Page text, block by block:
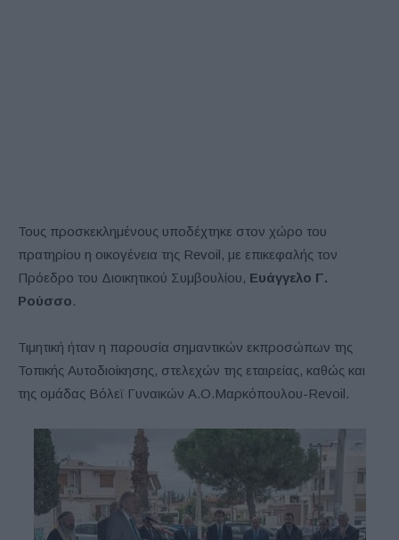
Τους προσκεκλημένους υποδέχτηκε στον χώρο του
πρατηρίου η οικογένεια της Revoil, με επικεφαλής τον
Πρόεδρο του Διοικητικού Συμβουλίου, Ευάγγελο Γ.
Ρούσσο.
Τιμητική ήταν η παρουσία σημαντικών εκπροσώπων της
Τοπικής Αυτοδιοίκησης, στελεχών της εταιρείας, καθώς και
της ομάδας Βόλεϊ Γυναικών Α.Ο.Μαρκόπουλου-Revoil.